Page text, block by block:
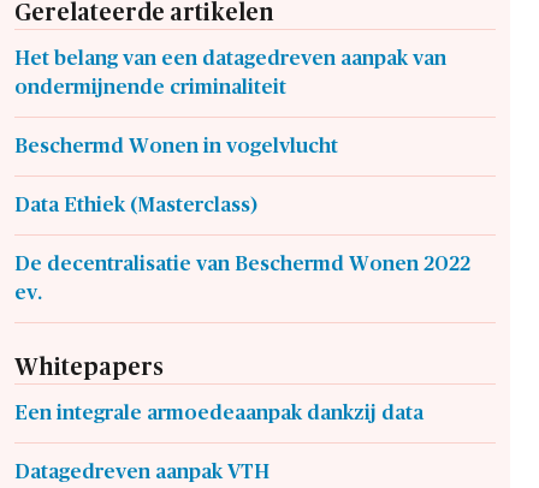
Gerelateerde artikelen
Het belang van een datagedreven aanpak van
ondermijnende criminaliteit
Beschermd Wonen in vogelvlucht
Data Ethiek (Masterclass)
De decentralisatie van Beschermd Wonen 2022
ev.
Whitepapers
Een integrale armoedeaanpak dankzij data
Datagedreven aanpak VTH